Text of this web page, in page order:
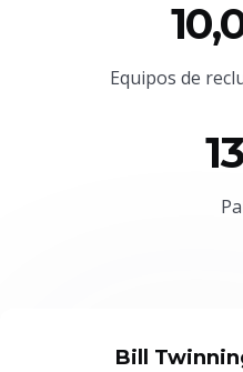
Equipos de
Bill